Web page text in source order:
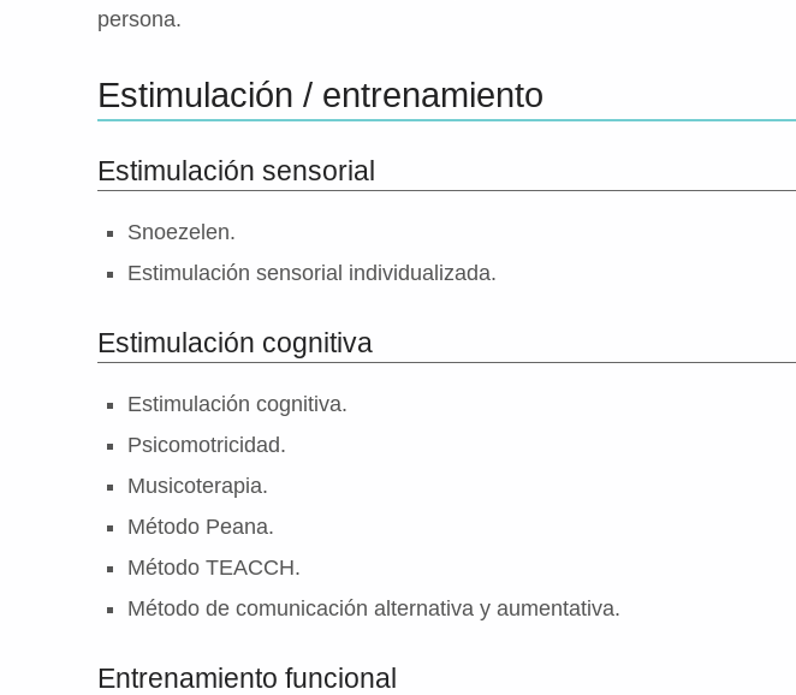
persona.
Estimulación / entrenamiento
Estimulación sensorial
Snoezelen.
Estimulación sensorial individualizada.
Estimulación cognitiva
Estimulación cognitiva.
Psicomotricidad.
Musicoterapia.
Método Peana.
Método TEACCH.
Método de comunicación alternativa y aumentativa.
Entrenamiento funcional